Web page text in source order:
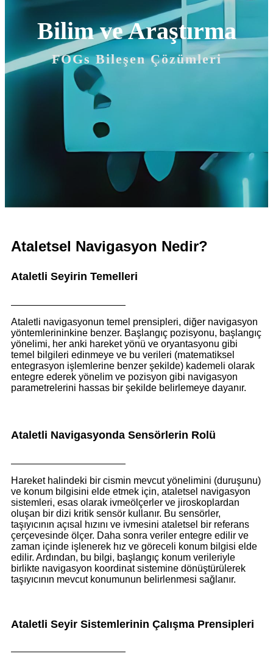
Bilim ve Araştırma
FOGs Bileşen Çözümleri
Ataletsel Navigasyon Nedir?
Ataletli Seyirin Temelleri
Ataletli navigasyonun temel prensipleri, diğer navigasyon
yöntemlerininkine benzer. Başlangıç ​​pozisyonu, başlangıç
​​yönelimi, her anki hareket yönü ve oryantasyonu gibi
temel bilgileri edinmeye ve bu verileri (matematiksel
entegrasyon işlemlerine benzer şekilde) kademeli olarak
entegre ederek yönelim ve pozisyon gibi navigasyon
parametrelerini hassas bir şekilde belirlemeye dayanır.
Ataletli Navigasyonda Sensörlerin Rolü
Hareket halindeki bir cismin mevcut yönelimini (duruşunu)
ve konum bilgisini elde etmek için, ataletsel navigasyon
sistemleri, esas olarak ivmeölçerler ve jiroskoplardan
oluşan bir dizi kritik sensör kullanır. Bu sensörler,
taşıyıcının açısal hızını ve ivmesini ataletsel bir referans
çerçevesinde ölçer. Daha sonra veriler entegre edilir ve
zaman içinde işlenerek hız ve göreceli konum bilgisi elde
edilir. Ardından, bu bilgi, başlangıç ​​konum verileriyle
birlikte navigasyon koordinat sistemine dönüştürülerek
taşıyıcının mevcut konumunun belirlenmesi sağlanır.
Ataletli Seyir Sistemlerinin Çalışma Prensipleri